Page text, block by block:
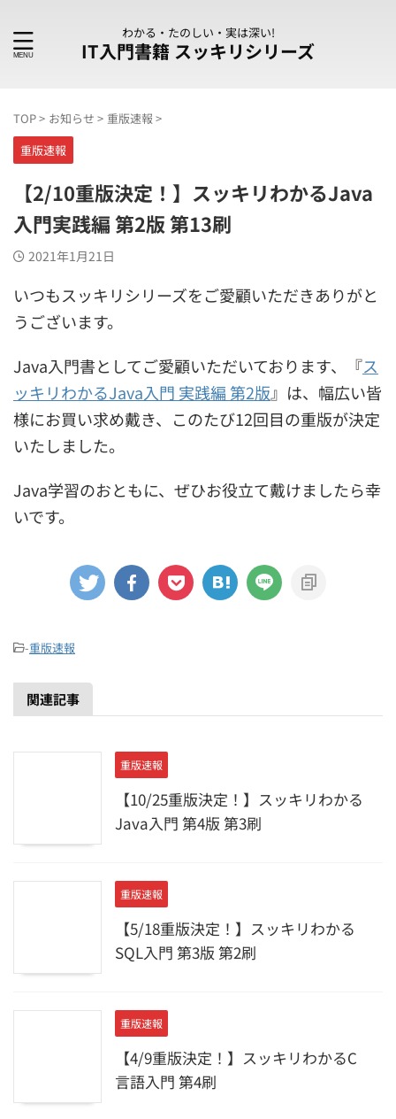
わかる・たのしい・実は深い!
IT入門書籍 スッキリシリーズ
TOP> お知らせ > 重版速報 >
重版速報
【2/10重版決定！】スッキリわかるJava
入門実践編 第2版 第13刷
2021年1月21日
いつもスッキリシリーズをご愛顧いただきありがと
うございます。
Java入門書としてご愛顧いただいております、『ス
ッキリわかるJava入門 実践編 第2版』は、幅広い皆
様にお買い求め戴き、このたび12回目の重版が決定
いたしました。
Java学習のおともに、ぜひお役立て戴けましたら幸
いです。
-重版速報
関連記事
重版速報
【10/25重版決定！】スッキリわかる
Java入門 第4版 第3刷
重版速報
【5/18重版決定！】スッキリわかる
SQL入門 第3版 第2刷
重版速報
【4/9重版決定！】スッキリわかるC
言語入門 第4刷